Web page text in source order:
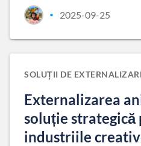
• 2025-09-25
SOLUȚII DE
Externalizarea
soluție strategică
industriile